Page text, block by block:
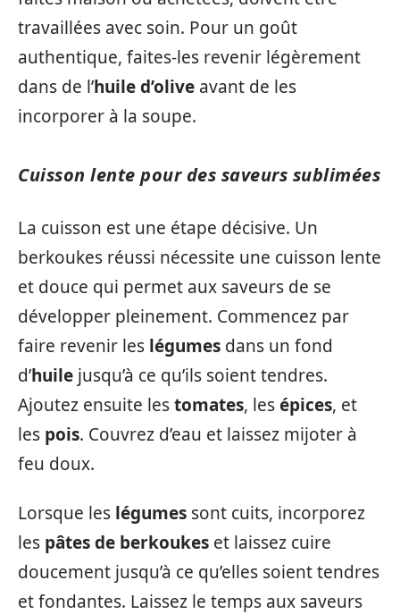
travaillées avec soin. Pour un goût
authentique, faites-les revenir légèrement
dans de l’huile d’olive avant de les
incorporer à la soupe.
Cuisson lente pour des saveurs sublimées
La cuisson est une étape décisive. Un
berkoukes réussi nécessite une cuisson lente
et douce qui permet aux saveurs de se
développer pleinement. Commencez par
faire revenir les légumes dans un fond
d’huile jusqu’à ce qu’ils soient tendres.
Ajoutez ensuite lestomates, lesépices, et
les pois. Couvrez d’eau et laissez mijoter à
feu doux.
Lorsque les légumes sont cuits, incorporez
les pâtes de berkoukes et laissez cuire
doucement jusqu’à ce qu’elles soient tendres
et fondantes. Laissez le temps aux saveurs